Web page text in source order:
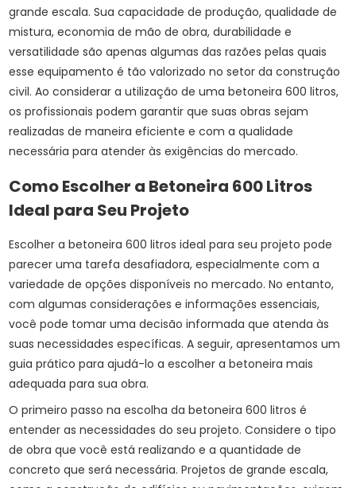
grande escala. Sua capacidade de produção, qualidade de
mistura, economia de mão de obra, durabilidade e
versatilidade são apenas algumas das razões pelas quais
esse equipamento é tão valorizado no setor da construção
civil. Ao considerar a utilização de uma betoneira 600 litros,
os profissionais podem garantir que suas obras sejam
realizadas de maneira eficiente e com a qualidade
necessária para atender às exigências do mercado.
Como Escolher a Betoneira 600 Litros
Ideal para Seu Projeto
Escolher a betoneira 600 litros ideal para seu projeto pode
parecer uma tarefa desafiadora, especialmente com a
variedade de opções disponíveis no mercado. No entanto,
com algumas considerações e informações essenciais,
você pode tomar uma decisão informada que atenda às
suas necessidades específicas. A seguir, apresentamos um
guia prático para ajudá-lo a escolher a betoneira mais
adequada para sua obra.
O primeiro passo na escolha da betoneira 600 litros é
entender as necessidades do seu projeto. Considere o tipo
de obra que você está realizando e a quantidade de
concreto que será necessária. Projetos de grande escala,